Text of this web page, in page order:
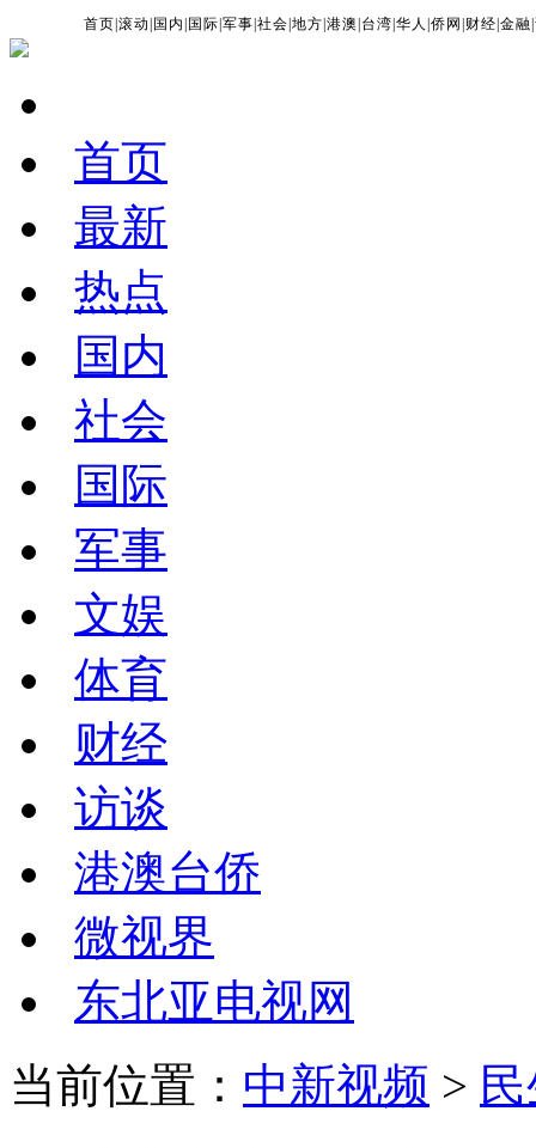
首页 |滚动 国内 国际 |军事 |社会 |地方 |港澳 台湾 |华人 |侨网 财经 |金融 |
首页
最新
热点
国内
社会
国际
军事
文娱
体育
财经
访谈
港澳台侨
微视界
东北亚电视网
当前位置： 中新视频 >